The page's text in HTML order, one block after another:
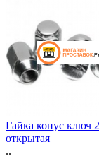
Гайка конус ключ
открытая
..